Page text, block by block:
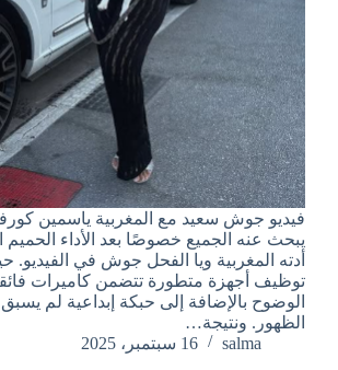
فيديو جوش سعيد مع المغربية ياسمين
يبحث عنه الجميع خصوصًا بعد الأداء الحميم
أدته المغربية ويا الفحل جوش في الفيديو.
توظيف أجهزة متطورة تتضمن كاميرات
الوضوح بالإضافة إلى حبكة إبداعية لم يسبق
الظهور. ونتيجة…
salma
16 سبتمبر، 2025